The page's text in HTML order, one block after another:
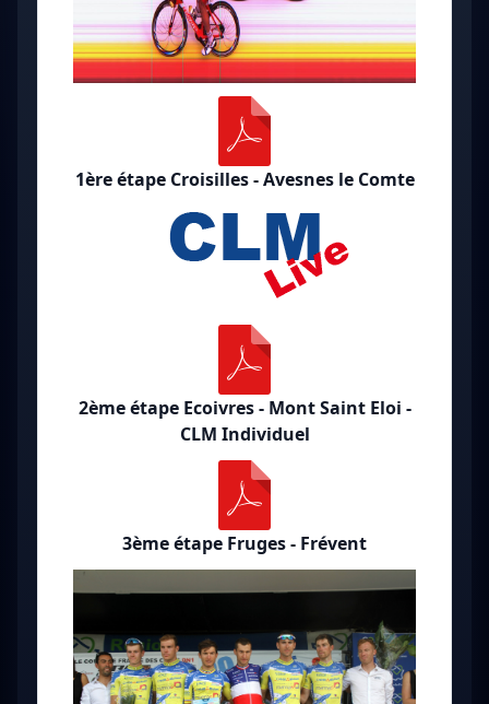
1ère étape Croisilles - Avesnes le Comte
2ème étape Ecoivres - Mont Saint Eloi -
CLM Individuel
3ème étape Fruges - Frévent